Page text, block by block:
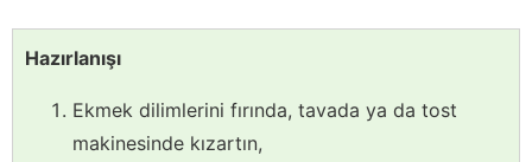
Hazırlanışı
Ekmek dilimlerini fırında, tavada ya da tost
makinesinde kızartın,